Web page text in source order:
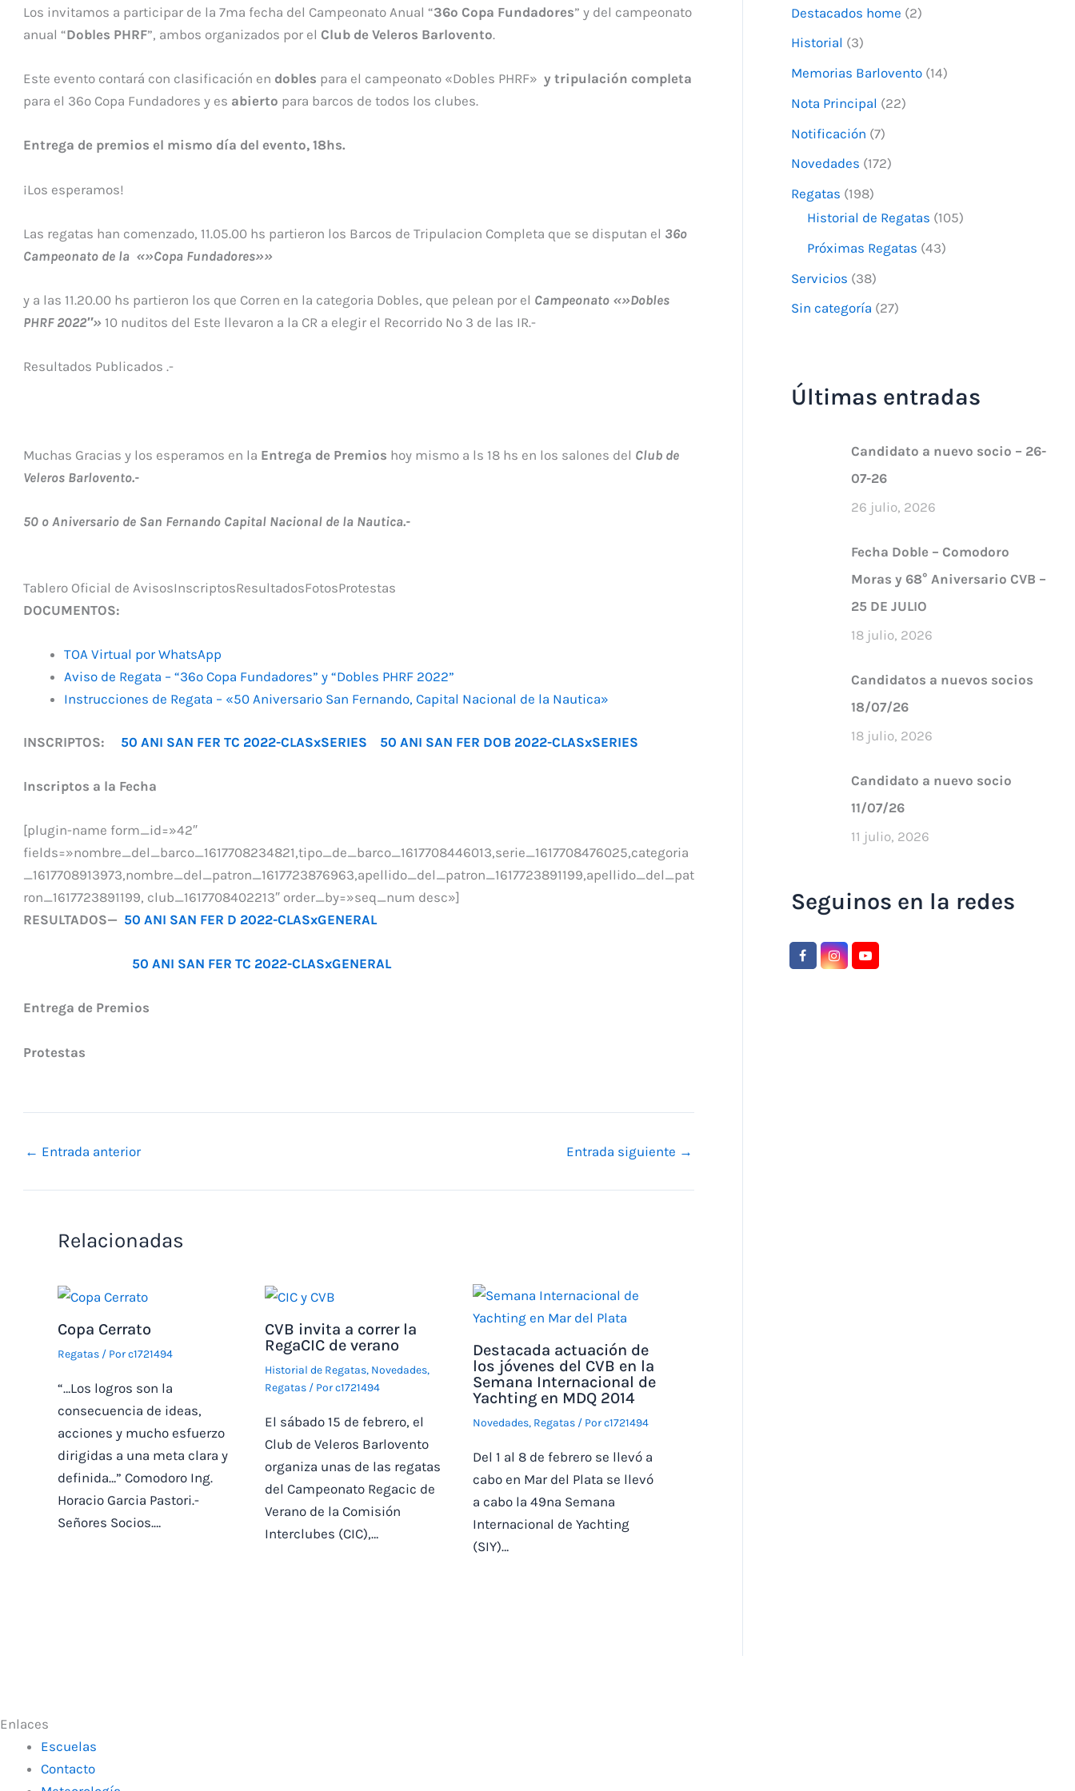
Los invitamos a participar de la 7ma fecha del Campeonato Anual “36º Copa Fundadores” y del campeonato
anual “Dobles PHRF”, ambos organizados por el Club de Veleros Barlovento.
Este evento contará con clasificación en dobles para el campeonato «Dobles PHRF» y tripulación completa
para el 36º Copa Fundadores y es abierto para barcos de todos los clubes.
Entrega de premios el mismo día del evento, 18hs.
¡Los esperamos!
Las regatas han comenzado, 11.05.00 hs partieron los Barcos de Tripulacion Completa que se disputan el 36º
Campeonato de la «»Copa Fundadores»»
y a las 11.20.00 hs partieron los que Corren en la categoria Dobles, que pelean por el Campeonato «»Dobles
PHRF 2022″» 10 nuditos del Este llevaron a la CR a elegir el Recorrido Nº 3 de las IR.-
Resultados Publicados .-
Muchas Gracias y los esperamos en la Entrega de Premios hoy mismo a ls 18 hs en los salones del Club de
Veleros Barlovento.-
50 º Aniversario de San Fernando Capital Nacional de la Nautica.-
Tablero Oficial de AvisosInscriptosResultadosFotosProtestas
DOCUMENTOS:
TOA Virtual por WhatsApp
Aviso de Regata – “36º Copa Fundadores” y “Dobles PHRF 2022”
Instrucciones de Regata – «50 Aniversario San Fernando, Capital Nacional de la Nautica»
INSCRIPTOS: 50 ANI SAN FER TC 2022-CLASxSERIES 50 ANI SAN FER DOB 2022-CLASxSERIES
Inscriptos a la Fecha
[plugin-name form_id=»42″
fields=»nombre_del_barco_1617708234821,tipo_de_barco_1617708446013,serie_1617708476025,categoria
_1617708913973,nombre_del_patron_1617723876963,apellido_del_patron_1617723891199,apellido_del_pat
ron_1617723891199, club_1617708402213″ order_by=»seq_num desc»]
RESULTADOS— 50 ANI SAN FER D 2022-CLASxGENERAL
50 ANI SAN FER TC 2022-CLASxGENERAL
Entrega de Premios
Protestas
← Entrada anterior Entrada siguiente →
Relacionadas
Copa Cerrato
Regatas/ Porc1721494
“…Los logros son la
consecuencia de ideas,
acciones y mucho esfuerzo
dirigidas a una meta clara y
definida…” Comodoro Ing.
Horacio Garcia Pastori.-
Señores Socios.…
CVB invita a correr la
RegaCIC de verano
Historial de Regatas, Novedades,
Regatas / Porc1721494
El sábado 15 de febrero, el
Club de Veleros Barlovento
organiza unas de las regatas
del Campeonato Regacic de
Verano de la Comisión
Interclubes (CIC),…
Destacada actuación de
los jóvenes del CVB en la
Semana Internacional de
Yachting en MDQ 2014
Novedades, Regatas/ Porc1721494
Del 1 al 8 de febrero se llevó a
cabo en Mar del Plata se llevó
a cabo la 49na Semana
Internacional de Yachting
(SIY)…
p
o
r
:
Destacados home (2)
Historial (3)
Memorias Barlovento (14)
Nota Principal (22)
Notificación (7)
Novedades (172)
Regatas (198)
Historial de Regatas (105)
Próximas Regatas (43)
Servicios (38)
Sin categoría (27)
Últimas entradas
Candidato a nuevo socio – 26-
07-26
26 julio, 2026
Fecha Doble – Comodoro
Moras y 68° Aniversario CVB –
25 DE JULIO
18 julio, 2026
Candidatos a nuevos socios
18/07/26
18 julio, 2026
Candidato a nuevo socio
11/07/26
11 julio, 2026
Seguinos en la redes
Enlaces
Escuelas
Contacto